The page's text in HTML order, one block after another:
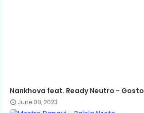
Nankhova feat. Ready Neutro - Gosto
June 08, 2023